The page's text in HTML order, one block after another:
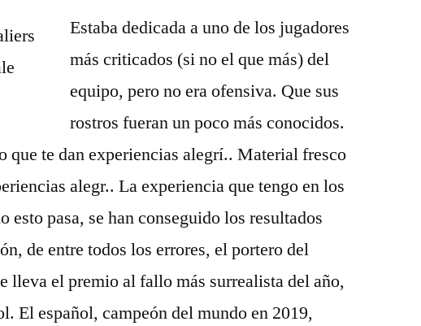
Estaba dedicada a uno de los jugadores
más criticados (si no el que más) del
equipo, pero no era ofensiva. Que sus
rostros fueran un poco más conocidos.
que te dan experiencias alegrí.. Material fresco
alegr.. La experiencia que tengo en los
esto pasa, se han conseguido los resultados
de entre todos los errores, el portero del
lleva el premio al fallo más surrealista del año,
El español, campeón del mundo en 2019,